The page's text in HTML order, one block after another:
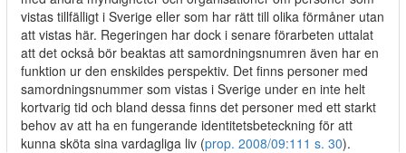
vistas tillfälligt i Sverige eller som har rätt till olika förmåner utan
att vistas här. Regeringen har dock i senare förarbeten uttalat
att det också bör beaktas att samordningsnumren även har en
funktion ur den enskildes perspektiv. Det finns personer med
samordningsnummer som vistas i Sverige under en inte helt
kortvarig tid och bland dessa finns det personer med ett starkt
behov av att ha en fungerande identitetsbeteckning för att
kunna sköta sina vardagliga liv (prop. 2008/09:111 s. 30).